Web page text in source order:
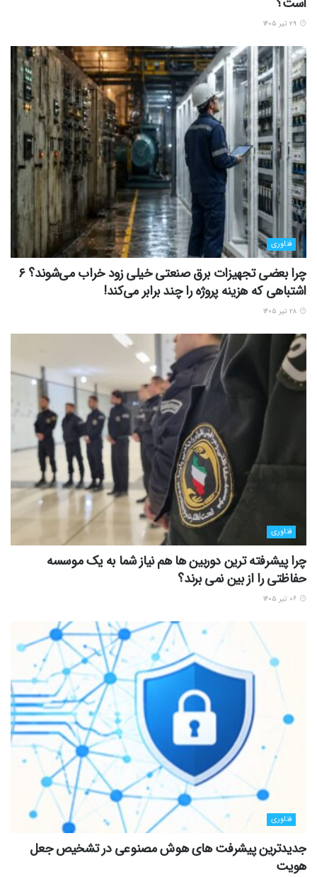
فناوری
چرا بعضی تجهیزات برق صنعتی خیلی زود خراب می‌شوند؟ ۶
اشتباهی که هزینه پروژه را چند برابر می‌کند!
فناوری
چرا پیشرفته ترین دوربین ها هم نیاز شما به یک موسسه
حفاظتی را از بین نمی برند؟
فناوری
جدیدترین پیشرفت های هوش مصنوعی در تشخیص جعل
هویت